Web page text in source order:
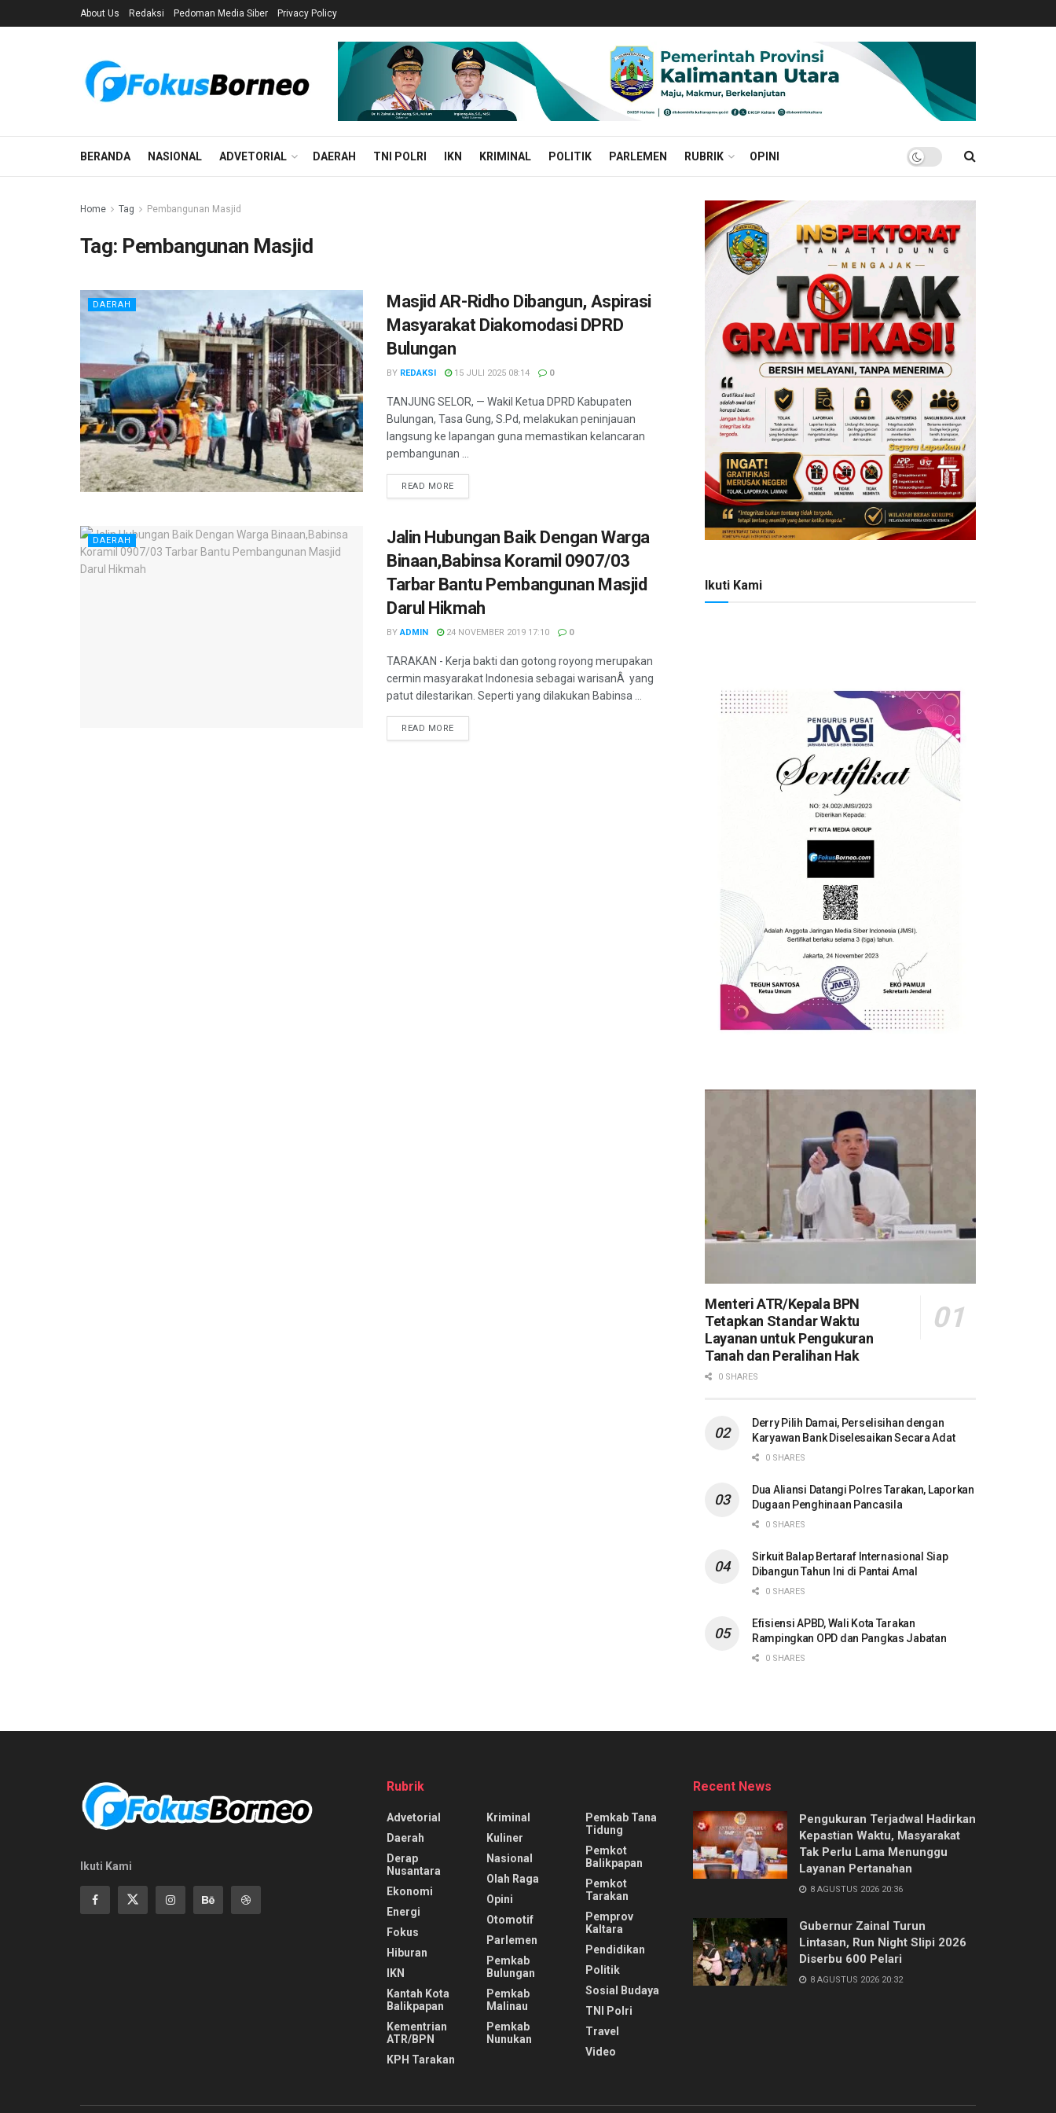
About Us Redaksi Pedoman Media Siber Privacy Policy
BERANDA NASIONAL ADVETORIAL DAERAH TNI POLRI IKN KRIMINAL POLITIK PARLEMEN RUBRIK OPINI
Home Tag Pembangunan Masjid
Tag: Pembangunan Masjid
DAERAH
Masjid AR-Ridho Dibangun, Aspirasi
Masyarakat Diakomodasi DPRD
Bulungan
BY REDAKSI 15 JULI 2025 08:14 0
TANJUNG SELOR, — Wakil Ketua DPRD Kabupaten
Bulungan, Tasa Gung, S.Pd, melakukan peninjauan
langsung ke lapangan guna memastikan kelancaran
pembangunan ...
READ MOREDETAILS
DAERAH
Jalin Hubungan Baik Dengan Warga
Binaan,Babinsa Koramil 0907/03
Tarbar Bantu Pembangunan Masjid
Darul Hikmah
BY ADMIN 24 NOVEMBER 2019 17:10 0
TARAKAN - Kerja bakti dan gotong royong merupakan
cermin masyarakat Indonesia sebagai warisanÂ yang
patut dilestarikan. Seperti yang dilakukan Babinsa ...
READ MOREDETAILS
Ikuti Kami
Menteri ATR/Kepala BPN
Tetapkan Standar Waktu
Layanan untuk Pengukuran
Tanah dan Peralihan Hak
0 SHARES
Derry Pilih Damai, Perselisihan dengan
Karyawan Bank Diselesaikan Secara Adat
0 SHARES
Dua Aliansi Datangi Polres Tarakan, Laporkan
Dugaan Penghinaan Pancasila
0 SHARES
Sirkuit Balap Bertaraf Internasional Siap
Dibangun Tahun Ini di Pantai Amal
0 SHARES
Efisiensi APBD, Wali Kota Tarakan
Rampingkan OPD dan Pangkas Jabatan
0 SHARES
Ikuti Kami
Rubrik
Advetorial
Daerah
Derap
Nusantara
Ekonomi
Energi
Fokus
Hiburan
IKN
Kantah Kota
Balikpapan
Kementrian
ATR/BPN
KPH Tarakan
Kriminal
Kuliner
Nasional
Olah Raga
Opini
Otomotif
Parlemen
Pemkab
Bulungan
Pemkab
Malinau
Pemkab
Nunukan
Pemkab Tana
Tidung
Pemkot
Balikpapan
Pemkot
Tarakan
Pemprov
Kaltara
Pendidikan
Politik
Sosial Budaya
TNI Polri
Travel
Video
Recent News
Pengukuran Terjadwal Hadirkan
Kepastian Waktu, Masyarakat
Tak Perlu Lama Menunggu
Layanan Pertanahan
8 AGUSTUS 2026 20:36
Gubernur Zainal Turun
Lintasan, Run Night Slipi 2026
Diserbu 600 Pelari
8 AGUSTUS 2026 20:32